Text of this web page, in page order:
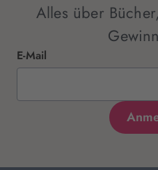
Alles über
E-Mail